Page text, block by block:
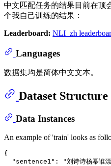
中文匹配任务的结果目前在顶
个我自己训练的结果：
Leaderboard: NLI_zh
Languages
数据集均是简体中文文本。
Dataset Structure
Data Instances
An example of 'train' looks as
{
"sentence1": "刘诗诗杨幂谁